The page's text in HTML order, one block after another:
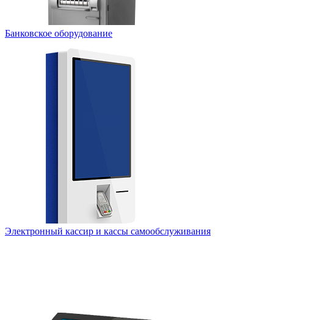
Банковское оборудование
Электронный кассир и кассы самообслуживания